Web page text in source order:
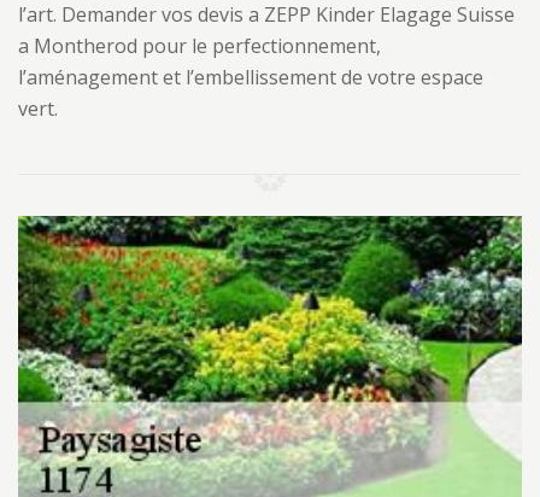
l’art. Demander vos devis a ZEPP Kinder Elagage Suisse
a Montherod pour le perfectionnement,
l’aménagement et l’embellissement de votre espace
vert.